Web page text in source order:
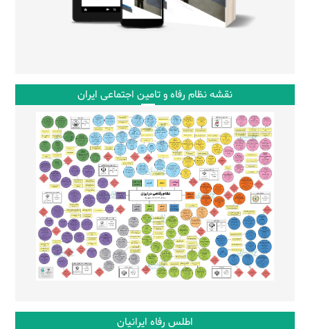
نقشه نظام رفاه و تامین اجتماعی ایران
اطلس رفاه ایرانیان